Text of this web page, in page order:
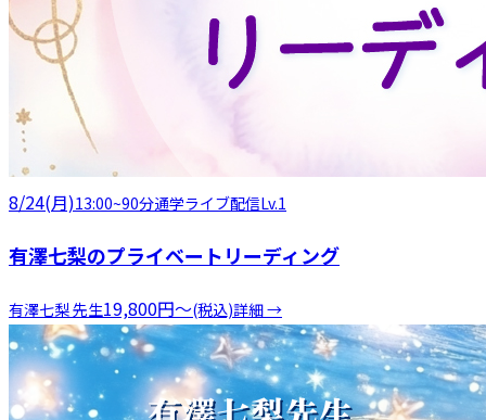
8/24(月)13:00~90分通学ライブ配信Lv.1
有澤七梨のプライベートリーディング
有澤七梨先生19,800円〜(税込)詳細 →